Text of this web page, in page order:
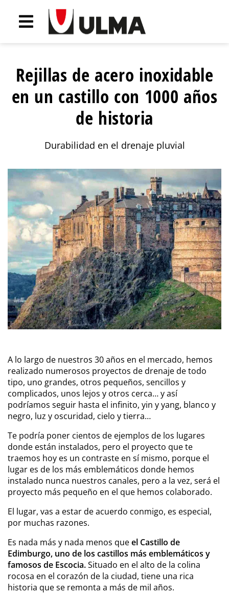
Rejillas de acero inoxidable
en un castillo con 1000 años
de historia
Durabilidad en el drenaje pluvial
A lo largo de nuestros 30 años en el mercado, hemos
realizado numerosos proyectos de drenaje de todo
tipo, uno grandes, otros pequeños, sencillos y
complicados, unos lejos y otros cerca… y así
podríamos seguir hasta el infinito, yin y yang, blanco y
negro, luz y oscuridad, cielo y tierra…
Te podría poner cientos de ejemplos de los lugares
donde están instalados, pero el proyecto que te
traemos hoy es un contraste en sí mismo, porque el
lugar es de los más emblemáticos donde hemos
instalado nunca nuestros canales, pero a la vez, será el
proyecto más pequeño en el que hemos colaborado.
El lugar, vas a estar de acuerdo conmigo, es especial,
por muchas razones.
Es nada más y nada menos queel Castillo de
Edimburgo, uno de los castillos más emblemáticos y
famosos de Escocia.Situado en el alto de la colina
rocosa en el corazón de la ciudad, tiene una rica
historia que se remonta a más de mil años.